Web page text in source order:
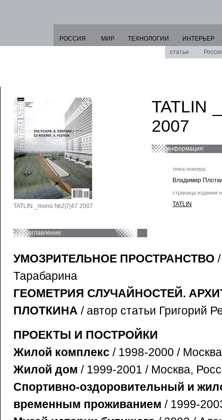
РОССИЯ МИР ТЕХНОЛОГИИ
ИНТЕРЬЕР
статьи
TATLIN _mono №2|7|47 2007
TATLIN
2007
информация:
тема номера:
Владимир
страница издания
TATLIN
оглавление:
УМОЗРИТЕЛЬНОЕ ПРОСТРАНСТВО
Тарабарина
ГЕОМЕТРИЯ СЛУЧАЙНОСТЕЙ.
ПЛОТКИНА / автор статьи Григорий
ПРОЕКТЫ И ПОСТРОЙКИ
Жилой комплекс / 1998-2000 /
Жилой дом / 1999-2001 / Москва,
Спортивно-оздоровительный и
временным проживанием / 1999-